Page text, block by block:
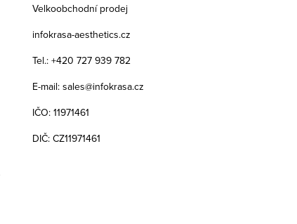
Velkoobchodní prodej
infokrasa-aesthetics.cz
Tel.: +420 727 939 782
E-mail: sales@infokrasa.cz
IČO: 11971461
DIČ: CZ11971461